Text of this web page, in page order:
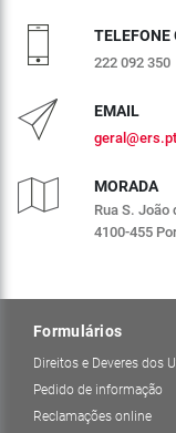
TELEFONE
222 092 350
EMAIL
geral@ers.pt
MORADA
Rua S. João
4100-455
Formulários
Direitos e Deveres dos
Pedido de informação
Reclamações online